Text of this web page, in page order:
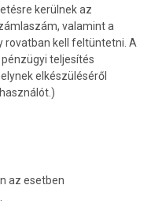
kerülnek az
valamint a
rovatban kell feltüntetni. A
teljesítés
elkészüléséről
az esetben